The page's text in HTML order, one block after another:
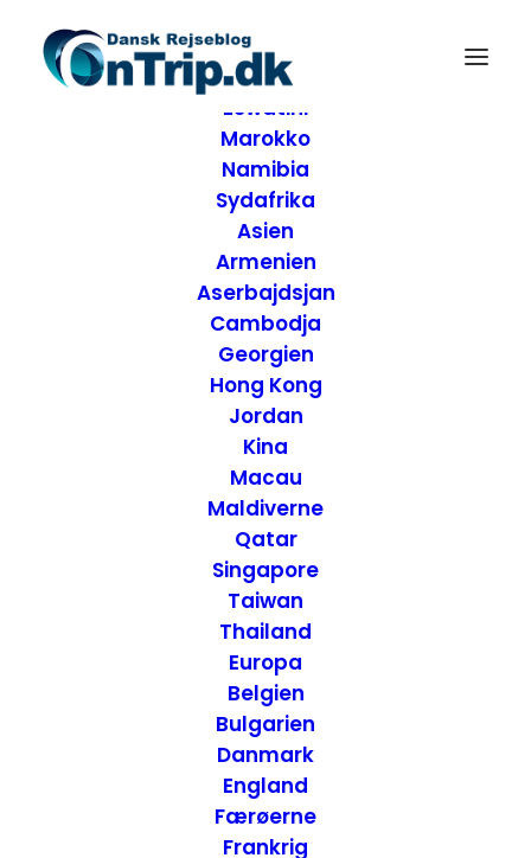
Destinationer
Afrika
Eswatini
Marokko
Namibia
Sydafrika
Asien
Armenien
Aserbajdsjan
Cambodja
Georgien
Hong Kong
Jordan
Kina
Macau
Maldiverne
Qatar
Singapore
Taiwan
Thailand
Europa
Belgien
Bulgarien
Danmark
England
Færøerne
Frankrig
Postkortminder